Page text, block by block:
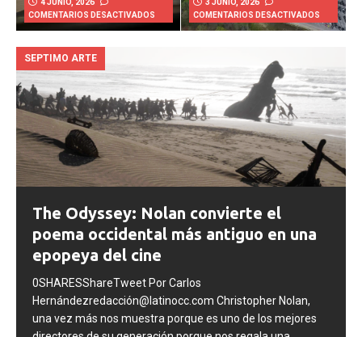
4 JUNIO, 2026
COMENTARIOS DESACTIVADOS
3 JUNIO, 2026
COMENTARIOS DESACTIVADOS
SEPTIMO ARTE
The Odyssey: Nolan convierte el
poema occidental más antiguo en una
epopeya del cine
0SHARESShareTweet Por Carlos
Hernándezredacción@latinocc.com Christopher Nolan,
una vez más nos muestra porque es uno de los mejores